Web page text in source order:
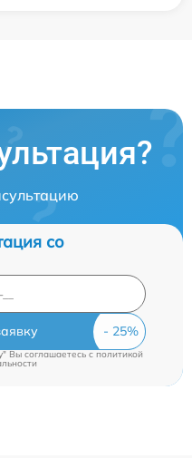
со
Вы соглашаетесь c политикой